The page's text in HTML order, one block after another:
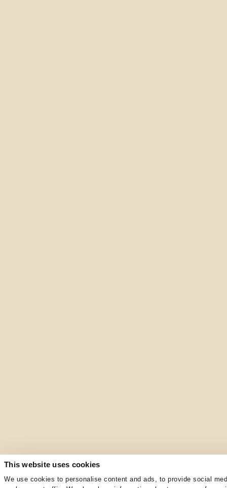
This website uses cookies
We use cookies to personalise content and ads, to provide social